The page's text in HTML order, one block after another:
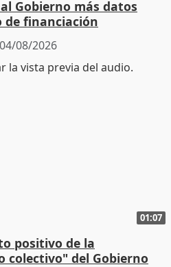
Gobierno más datos
de financiación
04/08/2026
01:07
positivo de la
colectivo" del Gobierno